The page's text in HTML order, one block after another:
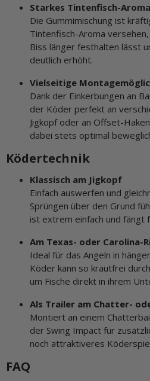
Starkes Tintenfisch-Aroma
Die Gummimischung ist
Tintenfisch-Aroma
Biss länger festhalten lässt
deutlich erhöht.
Vielseitige
Dank der Einkerbungen an
der Köder perfekt an
Jigkopf oder an Offset-
dabei stets optimal
Ködertechnik
Klassisch am Jigkopf
Einfach auswerfen und
Sprüngen über den Grund
ist extrem einfach und fängt
Am Texas- oder Carolina-
Ideal für das Angeln in
Köder kann so krautfrei
um Fische direkt in ihrem
Als Trailer am Chatter-
Montiert an einem
der Swing Impact für
noch attraktiveres
FAQ